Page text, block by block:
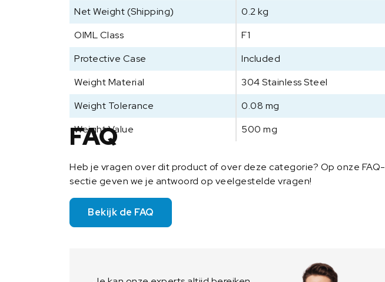
Net Weight (Shipping)
0.2 kg
OIML Class
F1
Protective Case
Included
Weight Material
304 Stainless Steel
Weight Tolerance
0.08 mg
Weight Value
500 mg
FAQ
Heb je vragen over dit product of over deze categorie? Op onze FAQ-
sectie geven we je antwoord op veelgestelde vragen!
Bekijk de FAQ